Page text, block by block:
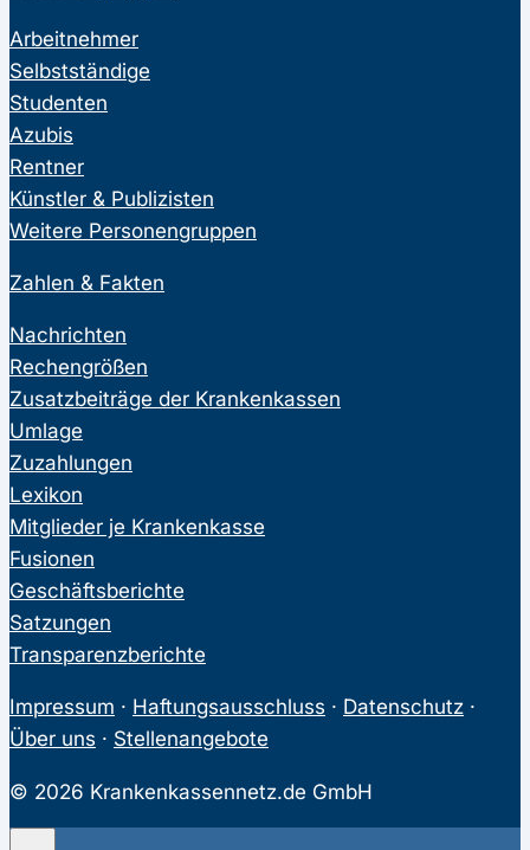
Arbeitnehmer
Selbstständige
Studenten
Azubis
Rentner
Künstler & Publizisten
Weitere Personengruppen
Zahlen & Fakten
Nachrichten
Rechengrößen
Zusatzbeiträge der Krankenkassen
Umlage
Zuzahlungen
Lexikon
Mitglieder je Krankenkasse
Fusionen
Geschäftsberichte
Satzungen
Transparenzberichte
Impressum · Haftungsausschluss · Datenschutz ·
Über uns · Stellenangebote
© 2026 Krankenkassennetz.de GmbH